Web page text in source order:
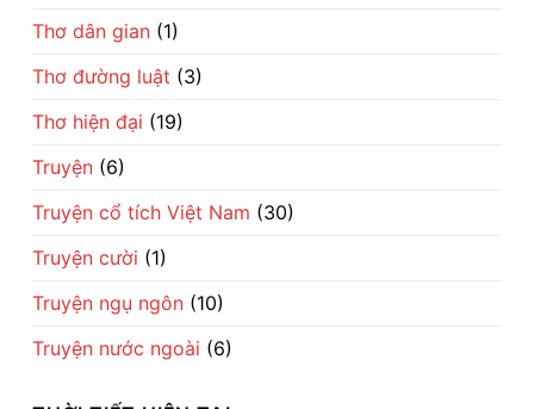
Thơ dân gian (1)
Thơ đường luật (3)
Thơ hiện đại (19)
Truyện (6)
Truyện cổ tích Việt Nam (30)
Truyện cười (1)
Truyện ngụ ngôn (10)
Truyện nước ngoài (6)